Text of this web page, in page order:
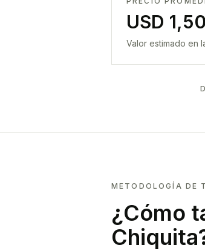
USD
Valor estimado en
METODOLOGÍA DE
¿Cómo
Chiquita